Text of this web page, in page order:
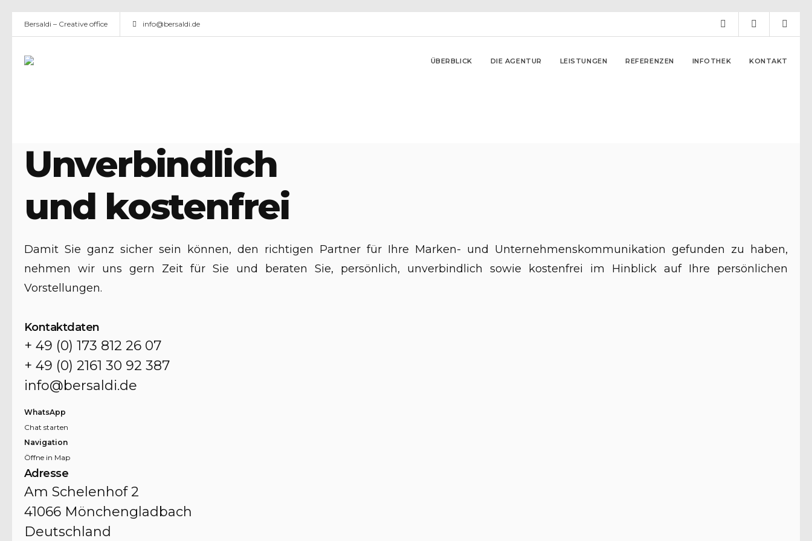
Bersaldi – Creative office info@bersaldi.de
ÜBERBLICK DIE AGENTUR LEISTUNGEN REFERENZEN IN­FO­THEK KONTAKT
Unverbindlich
und kostenfrei
Damit Sie ganz sicher sein können, den richtigen Partner für Ihre Marken- und Unternehmenskommunikation gefunden zu haben,
nehmen wir uns gern Zeit für Sie und beraten Sie, persönlich, unverbindlich sowie kostenfrei im Hinblick auf Ihre persönlichen
Vorstellungen.
Kontaktdaten
+ 49 (0) 173 812 26 07
+ 49 (0) 2161 30 92 387
info@bersaldi.de
WhatsApp
Chat starten
Navigation
Öffne in Map
Adresse
Am Schelenhof 2
41066 Mönchengladbach
Deutschland